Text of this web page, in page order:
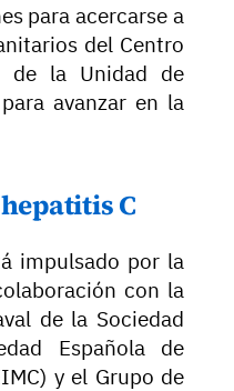
para acercarse a
del Centro
de la Unidad de
avanzar en la
C
impulsado por la
con la
de la Sociedad
Española de
y el Grupo de